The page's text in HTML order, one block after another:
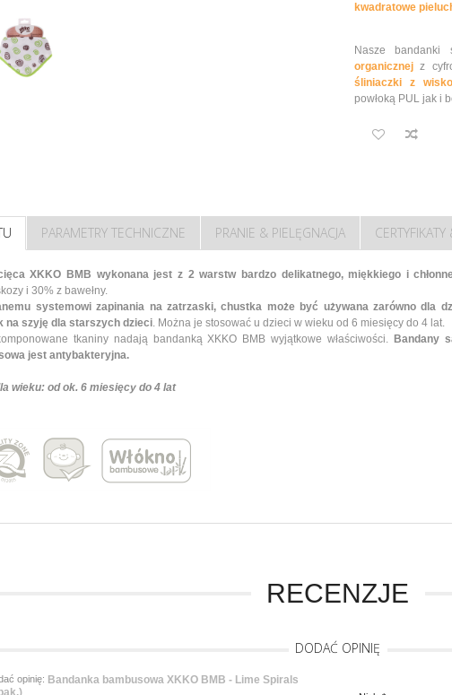
kwadratowe
Nasze bandanki
organicznej z
śliniaczki z
powłoką PUL jak i
PARAMETRY TECHNICZNE PRANIE & PIELĘGNACJA
XKKO BMB wykonana jest z 2 warstw bardzo delikatnego, miękkiego i
i 30% z bawełny.
systemowi zapinania na zatrzaski, chustka może być używana zarówno dla
na szyję dla starszych dzieci. Można je stosować u dzieci w wieku od 6 miesięcy do 4 lat.
tkaniny nadają bandanką XKKO BMB wyjątkowe właściwości. Bandany
jest antybakteryjna.
wieku: od ok. 6 miesięcy do 4 lat
RECENZJE
DODAĆ OPINIĘ
opinię: Bandanka bambusowa XKKO BMB - Lime Spirals